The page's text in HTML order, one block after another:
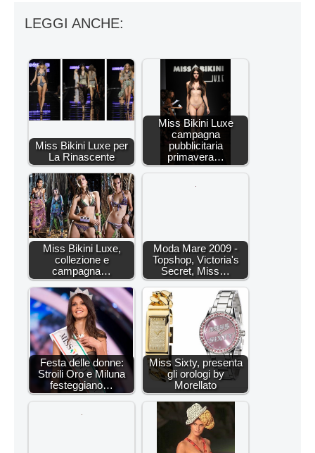
LEGGI ANCHE:
Miss Bikini Luxe per
La Rinascente
Miss Bikini Luxe
campagna
pubblicitaria
primavera…
Miss Bikini Luxe,
collezione e
campagna…
Moda Mare 2009 -
Topshop, Victoria's
Secret, Miss…
Festa delle donne:
Stroili Oro e Miluna
festeggiano…
Miss Sixty, presenta
gli orologi by
Morellato